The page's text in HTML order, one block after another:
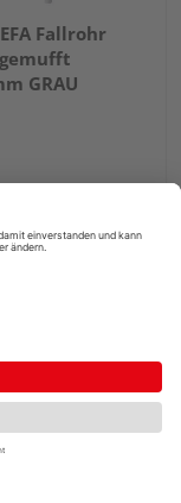
Fallrohr
GRAU
24,99 €
Versand